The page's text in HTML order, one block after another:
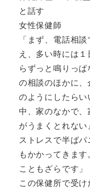
と話す
女性保健師
「まず、電話相
え、多い時には
らずっと鳴りっ
の相談のほかに
のようにしたら
中、家のなかで
がうまくとれな
ストレスで半ば
もかかってきま
こともざらです」
この保健所で受